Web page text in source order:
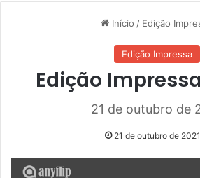
Início / Edição
Edição Impressa
Edição
21 de outubro de
21 de outubro de 2021